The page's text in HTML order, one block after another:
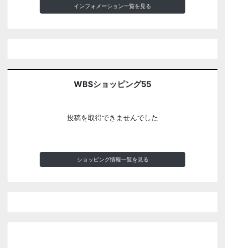
インフォメーション一覧を見る
WBSショッピング55
投稿を取得できませんでした
ショッピング情報一覧を見る